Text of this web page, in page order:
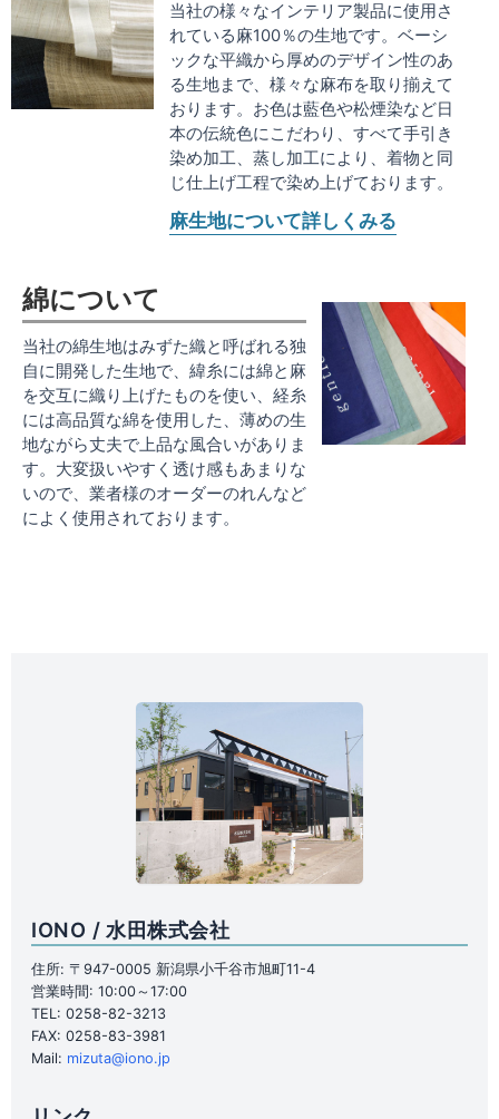
当社の様々なインテリア製品に使用さ
れている麻100％の生地です。ベーシ
ックな平織から厚めのデザイン性のあ
る生地まで、様々な麻布を取り揃えて
おります。お色は藍色や松煙染など日
本の伝統色にこだわり、すべて手引き
染め加工、蒸し加工により、着物と同
じ仕上げ工程で染め上げております。
麻生地について詳しくみる
綿について
当社の綿生地はみずた織と呼ばれる独
自に開発した生地で、緯糸には綿と麻
を交互に織り上げたものを使い、経糸
には高品質な綿を使用した、薄めの生
地ながら丈夫で上品な風合いがありま
す。大変扱いやすく透け感もあまりな
いので、業者様のオーダーのれんなど
によく使用されております。
IONO / 水田株式会社
住所: 〒947-0005 新潟県小千谷市旭町11-4
営業時間: 10:00～17:00
TEL: 0258-82-3213
FAX: 0258-83-3981
Mail: mizuta@iono.jp